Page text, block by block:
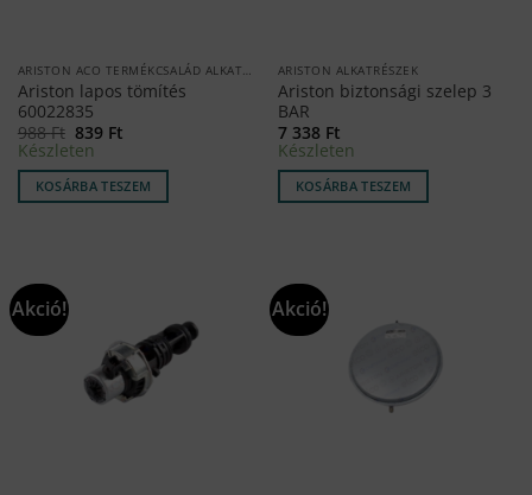
ARISTON ACO TERMÉKCSALÁD ALKATRÉSZEK
Ariston lapos tömítés
60022835
988Ft Original
price
was:
988 Ft.
839 FtCurrent
839 Ft.
Készleten
KOSÁRBA TESZEM
ARISTON ALKATRÉSZEK
Ariston biztonsági szelep 3
BAR
7 338 Ft
Készleten
KOSÁRBA TESZEM
Akció! Akció!